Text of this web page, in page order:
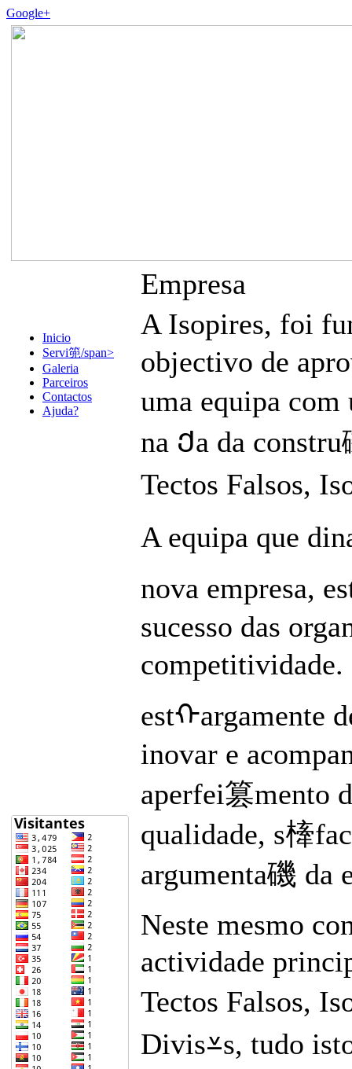
Google+
Inicio
Servi篼/span>
Galeria
Parceiros
Contactos
Ajuda?
Empresa
A Isopires, foi
objectivo de
uma equipa
na Ქa da
Tectos Falsos,
A equipa que
nova empresa,
sucesso das
competitividade.
estᠬargamente
inovar e
aperfei篡mento
qualidade, s㯠
argumenta磯 da
Neste mesmo
actividade
Tectos Falsos,
Divis⩡s, tudo